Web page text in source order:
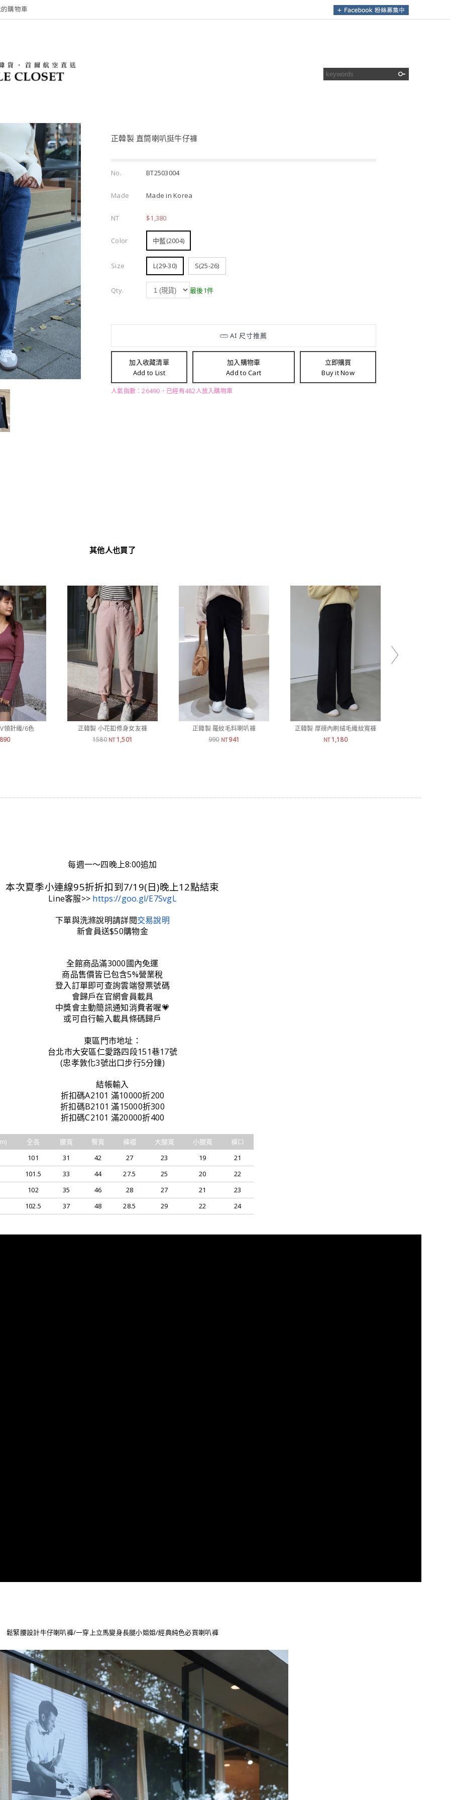
購物車
正韓製 直筒喇叭挺牛仔褲
No. BT2503004
Made Made in Korea
NT $1,380
Color 中藍(2004)
Size L(29-30) S(25-26)
Qty. 最後1件
加入收藏清單
Add to List
加入購物車
Add to Cart
立即購買
Buy it Now
人氣指數：26490，已經有482人放入購物車
其他人也買了
領針織/6色
890
正韓製 小花釦修身女友褲
1580 NT1,501
正韓製 羅紋毛料喇叭褲
990 NT941
正韓製 厚磅內刷絨毛織紋寬褲
NT1,180
每週一～四晚上8:00追加
本次夏季小連線95折折扣到7/19(日)晚上12點結束
Line客服>> https://goo.gl/E7SvgL
下單與洗滌說明請詳閱交易說明
新會員送$50購物金
全館商品滿3000國內免運
商品售價皆已包含5%營業稅
登入訂單即可查詢雲端發票號碼
會歸戶在官網會員載具
中獎會主動簡訊通知消費者喔💗
或可自行輸入載具條碼歸戶
東區門市地址：
台北市大安區仁愛路四段151巷17號
(忠孝敦化3號出口步行5分鐘)
結帳輸入
折扣碼A2101 滿10000折200
折扣碼B2101 滿15000折300
折扣碼C2101 滿20000折400
全長 腰寬 臀寬 褲襠 大腿寬 小腿寬
褲口
101 31 42 27 23 19
21
101.5 33 44 27.5 25 20
22
102 35 46 28 27 21
23
102.5 37 48 28.5 29 22 24
鬆緊腰設計牛仔喇叭褲/一穿上立馬變身長腿小姐姐/經典純色必買喇叭褲